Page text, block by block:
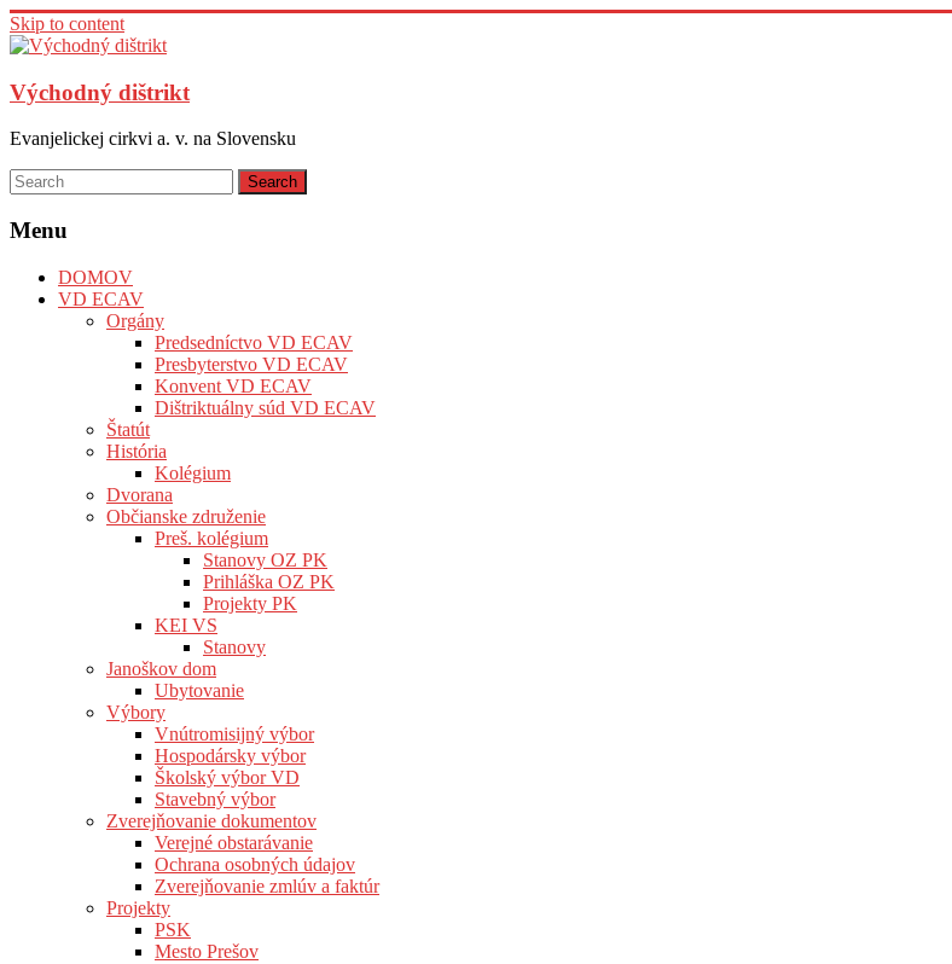
Skip to content
Východný dištrikt
Evanjelickej cirkvi a. v. na Slovensku
Menu
DOMOV
VD ECAV
Orgány
Predsedníctvo VD ECAV
Presbyterstvo VD ECAV
Konvent VD ECAV
Dištriktuálny súd VD ECAV
Štatút
História
Kolégium
Dvorana
Občianske združenie
Preš. kolégium
Stanovy OZ PK
Prihláška OZ PK
Projekty PK
KEI VS
Stanovy
Janoškov dom
Ubytovanie
Výbory
Vnútromisijný výbor
Hospodársky výbor
Školský výbor VD
Stavebný výbor
Zverejňovanie dokumentov
Verejné obstarávanie
Ochrana osobných údajov
Zverejňovanie zmlúv a faktúr
Projekty
PSK
Mesto Prešov